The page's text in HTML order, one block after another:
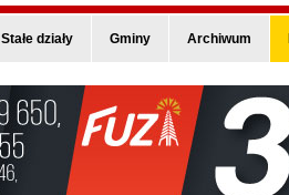
Stałe działy Gminy Archiwum